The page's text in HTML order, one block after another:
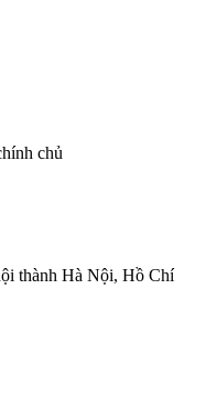
chủ
thành Hà Nội, Hồ Chí